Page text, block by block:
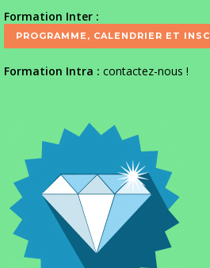
Formation Inter :
PROGRAMME, CALENDRIER ET
Formation Intra : contactez-nous !